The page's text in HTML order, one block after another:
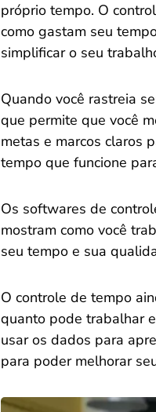
próprio tempo. O
como gastam seu
simplificar o seu
Quando você rastreia
que permite que você
metas e marcos claros
tempo que funcione
Os softwares de
mostram como você
seu tempo e sua
O controle de tempo
quanto pode trabalhar
usar os dados para
para poder melhorar